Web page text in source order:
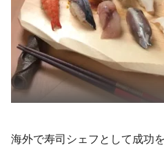
海外で寿司シェフとして成功